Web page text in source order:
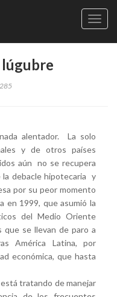
lúgubre
alentador. La solo
y de otros países
aún no se recupera
la debacle hipotecaria y
por su peor momento
en 1999, que asumió la
del Medio Oriente
que se llevan de paro a
América Latina, por
económica, que hasta
tratando de manejar